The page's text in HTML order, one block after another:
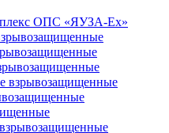
ОПС «ЯУЗА-Ех»
взрывозащищенные